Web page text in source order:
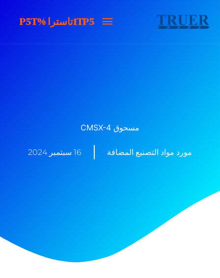
1TP5تاسترا1TP5تاسترا %P5T
مسحوق CMSX-4
مورد مواد التصنيع المضافة 16 سبتمبر 2024